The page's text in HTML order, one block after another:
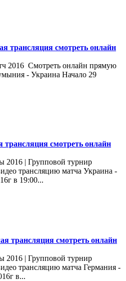
трансляция смотреть онлайн
2016 Смотреть онлайн прямую
- Украина Начало 29
смотреть онлайн
2016 | Групповой турнир
трансляцию матча Украина -
в 19:00...
трансляция смотреть онлайн
2016 | Групповой турнир
трансляцию матча Германия -
в...